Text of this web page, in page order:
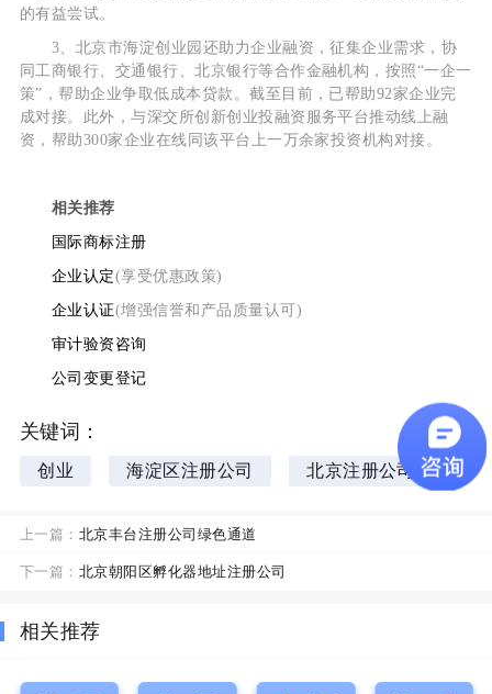
的有益尝试。
3、北京市海淀创业园还助力企业融资，征集企业需求，协
同工商银行、交通银行、北京银行等合作金融机构，按照“一企一
策”，帮助企业争取低成本贷款。截至目前，已帮助92家企业完
成对接。此外，与深交所创新创业投融资服务平台推动线上融
资，帮助300家企业在线同该平台上一万余家投资机构对接。
相关推荐
国际商标注册
企业认定(享受优惠政策)
企业认证(增强信誉和产品质量认可)
审计验资咨询
公司变更登记
关键词：
创业 海淀区注册公司 北京注册公司
上一篇： 北京丰台注册公司绿色通道
下一篇： 北京朝阳区孵化器地址注册公司
相关推荐